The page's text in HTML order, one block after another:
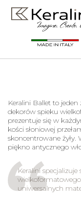
Keralini Ballet to
dekorów spieku
prezentuje się w
kości słoniowej
skoncentrowane żyły.
piękno antycznego
Keralini
uniwersalnych